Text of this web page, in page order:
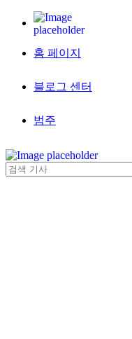
홈 페이지
블로그 센터
범주